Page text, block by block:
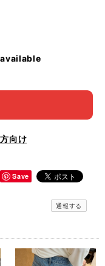
向け
Save
通報する